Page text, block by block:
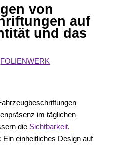
von
auf
und das
FOLIENWERK
im täglichen
die Sichtbarkeit.
Ein einheitliches Design auf